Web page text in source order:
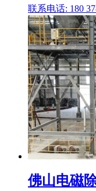
联系电话: 180
佛山电磁